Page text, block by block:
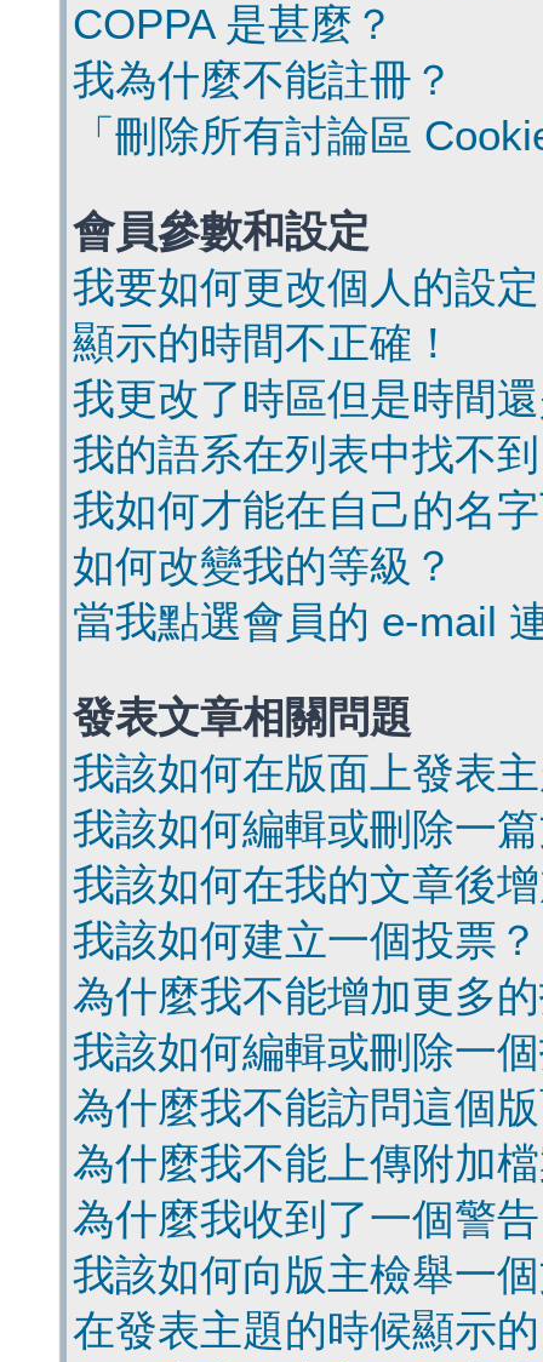
COPPA 是甚麼？
我為什麼不能註冊？
「刪除所有討論區
會員參數和設定
我要如何更改個人的設
顯示的時間不正確！
我更改了時區但是時間
我的語系在列表中找不
我如何才能在自己的名
如何改變我的等級？
當我點選會員的 e-mail
發表文章相關問題
我該如何在版面上發表
我該如何編輯或刪除一
我該如何在我的文章後
我該如何建立一個投票？
為什麼我不能增加更多
我該如何編輯或刪除一
為什麼我不能訪問這個
為什麼我不能上傳附加
為什麼我收到了一個警
我該如何向版主檢舉一
在發表主題的時候顯示